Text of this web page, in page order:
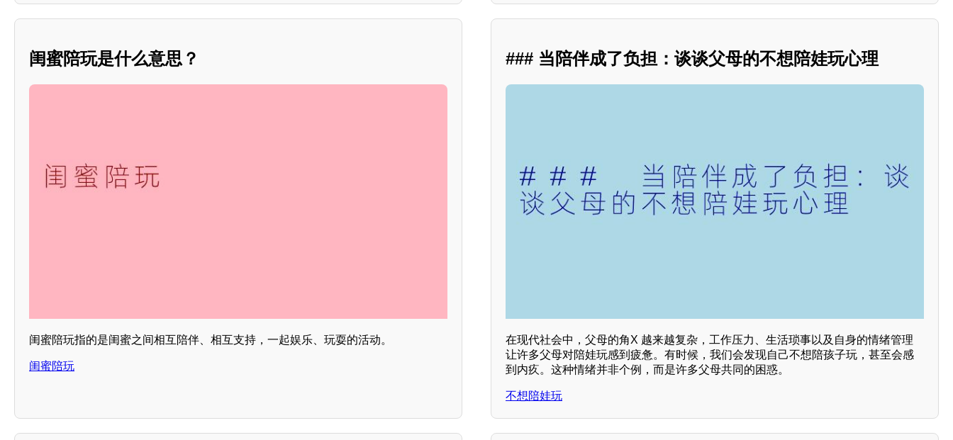
闺蜜陪玩是什么意思？
闺蜜陪玩指的是闺蜜之间相互陪伴、相互支持，一起娱乐、玩耍的活动。
闺蜜陪玩
### 当陪伴成了负担：谈谈父母的不想陪娃玩心理
在现代社会中，父母的角X 越来越复杂，工作压力、生活琐事以及自身的情绪管理
让许多父母对陪娃玩感到疲惫。有时候，我们会发现自己不想陪孩子玩，甚至会感
到内疚。这种情绪并非个例，而是许多父母共同的困惑。
不想陪娃玩